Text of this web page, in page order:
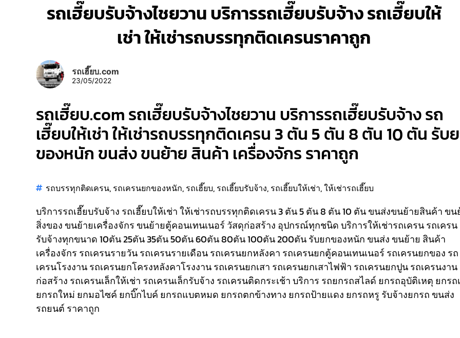
รถเฮี๊ยบรับจ้างไชยวาน บริการรถเฮี๊ยบรับจ้าง รถเฮี๊ยบให้
เช่า ให้เช่ารถบรรทุกติดเครนราคาถูก
รถเฮี๊ยบ.com
23/05/2022
รถเฮี๊ยบ.com รถเฮี๊ยบรับจ้างไชยวาน บริการรถเฮี๊ยบรับจ้าง รถ
เฮี๊ยบให้เช่า ให้เช่ารถบรรทุกติดเครน 3 ตัน 5 ตัน 8 ตัน 10 ตัน รับ
ของหนัก ขนส่ง ขนย้าย สินค้า เครื่องจักร ราคาถูก
รถบรรทุกติดเครน, รถเครนยกของหนัก, รถเฮี๊ยบ, รถเฮี๊ยบรับจ้าง, รถเฮี๊ยบให้เช่า,ให้เช่ารถเฮี๊ยบ
บริการรถเฮี๊ยบรับจ้าง รถเฮี๊ยบให้เช่า ให้เช่ารถบรรทุกติดเครน 3 ตัน 5 ตัน 8 ตัน 10 ตัน ขนส่งขนย้ายสินค้า ขน
สิ่งของ ขนย้ายเครื่องจักร ขนย้ายตู้คอนเทนเนอร์ วัสดุก่อสร้าง อุปกรณ์ทุกชนิดบริการให้เช่ารถเครน รถเครน
รับจ้างทุกขนาด 10ตัน 25ตัน 35ตัน 50ตัน 60ตัน 80ตัน 100ตัน 200ตัน รับยกของหนัก ขนส่ง ขนย้าย สินค้า
เครื่องจักร รถเครนรายวัน รถเครนรายเดือน รถเครนยกหลังคา รถเครนยกตู้คอนเทนเนอร์ รถเครนยกของ รถ
เครนโรงงาน รถเครนยกโครงหลังคาโรงงาน รถเครนยกเสา รถเครนยกเสาไฟฟ้า รถเครนยกปูน รถเครนงาน
ก่อสร้าง รถเครนเล็กให้เช่า รถเครนเล็กรับจ้าง รถเครนติดกระเช้าบริการ รถยกรถสไลด์ ยกรถอุบัติเหตุ ยกรถ
ยกรถใหม่ ยกมอไซค์ ยกบิ๊กไบค์ ยกรถแบตหมด ยกรถตกข้างทาง ยกรถป้ายแดง ยกรถหรู รับจ้างยกรถ ขนส่ง
รถยนต์ ราคาถูก